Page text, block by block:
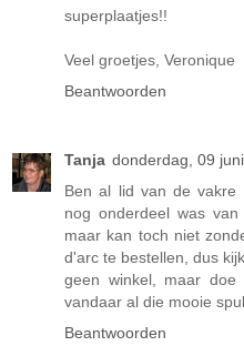
superplaatjes!!
Veel groetjes, Veronique
Beantwoorden
Tanja donderdag, 09
Ben al lid van de vakre
nog onderdeel was
maar kan toch niet
d'arc te bestellen, dus
geen winkel, maar doe
vandaar al die mooie
Beantwoorden